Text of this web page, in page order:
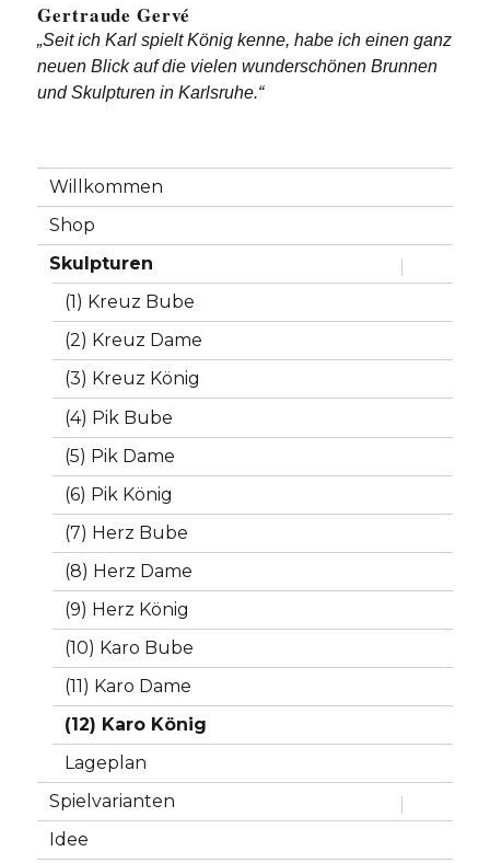
Gertraude Gervé
„Seit ich Karl spielt König kenne, habe ich einen ganz
neuen Blick auf die vielen wunderschönen Brunnen
und Skulpturen in Karlsruhe.“
Willkommen
Shop
Skulpturen
(1) Kreuz Bube
(2) Kreuz Dame
(3) Kreuz König
(4) Pik Bube
(5) Pik Dame
(6) Pik König
(7) Herz Bube
(8) Herz Dame
(9) Herz König
(10) Karo Bube
(11) Karo Dame
(12) Karo König
Lageplan
Spielvarianten
Idee